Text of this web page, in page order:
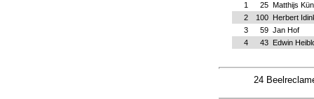
1
25 Matthijs
2
100
Herbert
3
59 Jan Hof
4
43 Edwin
24